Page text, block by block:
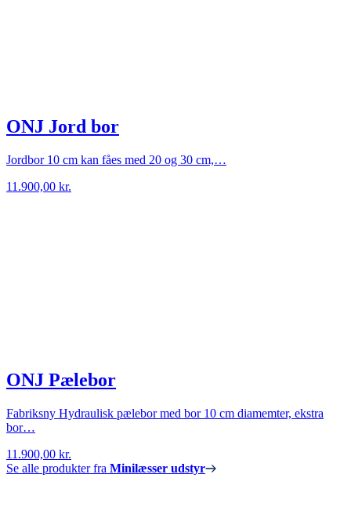
ONJ Jord bor
Jordbor 10 cm kan fåes med 20 og 30 cm,…
11.900,00 kr.
ONJ Pælebor
Fabriksny Hydraulisk pælebor med bor 10 cm diamemter, ekstra
bor…
11.900,00 kr.
Se alle produkter fra Minilæsser udstyr